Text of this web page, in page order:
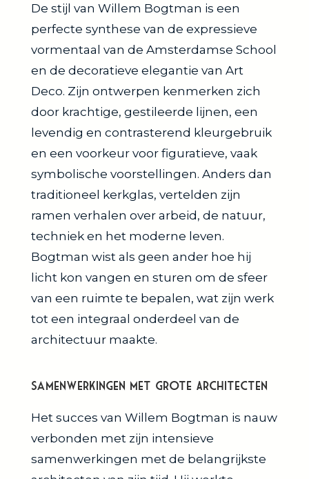
De stijl van Willem Bogtman is een
perfecte synthese van de expressieve
vormentaal van de Amsterdamse School
en de decoratieve elegantie van Art
Deco. Zijn ontwerpen kenmerken zich
door krachtige, gestileerde lijnen, een
levendig en contrasterend kleurgebruik
en een voorkeur voor figuratieve, vaak
symbolische voorstellingen. Anders dan
traditioneel kerkglas, vertelden zijn
ramen verhalen over arbeid, de natuur,
techniek en het moderne leven.
Bogtman wist als geen ander hoe hij
licht kon vangen en sturen om de sfeer
van een ruimte te bepalen, wat zijn werk
tot een integraal onderdeel van de
architectuur maakte.
Samenwerkingen met Grote Architecten
Het succes van Willem Bogtman is nauw
verbonden met zijn intensieve
samenwerkingen met de belangrijkste